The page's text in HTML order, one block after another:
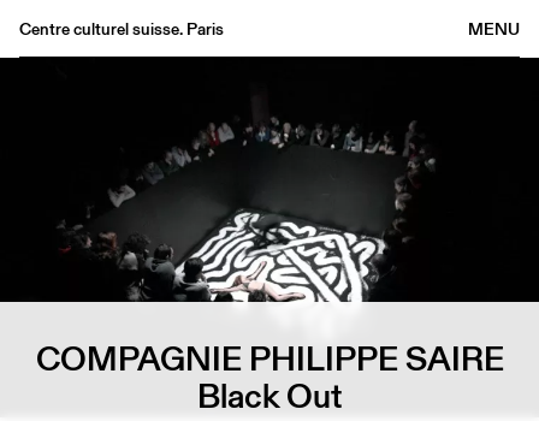
MENU
Centre culturel suisse. Paris
Medias
About
FR/EN
COMPAGNIE PHILIPPE SAIRE
Black Out